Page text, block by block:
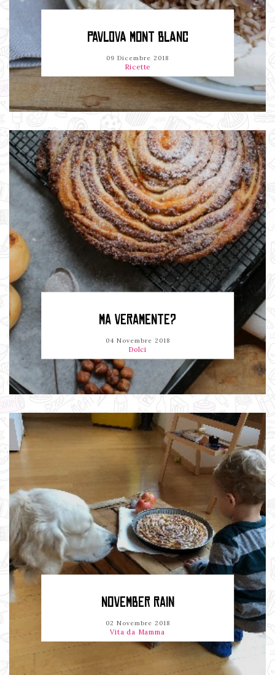
PAVLOVA MONT BLANC
09 Dicembre 2018
Ricette
MA VERAMENTE?
04 Novembre 2018
Dolci
NOVEMBER RAIN
02 Novembre 2018
Vita da Mamma